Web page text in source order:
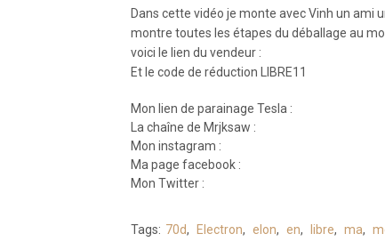
Dans cette vidéo je monte avec Vinh un ami
montre toutes les étapes du déballage au
voici le lien du vendeur :
Et le code de réduction LIBRE11
Mon lien de parainage Tesla :
La chaîne de Mrjksaw :
Mon instagram :
Ma page facebook :
Mon Twitter :
Tags: 70d, Electron, elon, en, libre, ma,